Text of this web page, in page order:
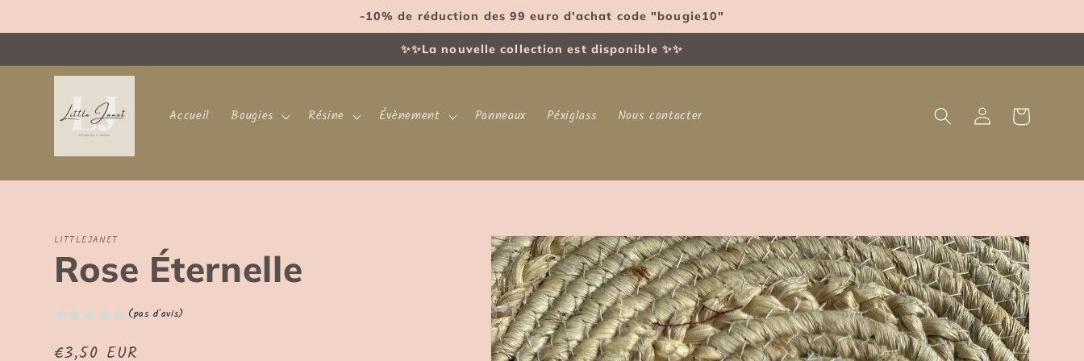
au
-10% de réduction des 99 euro d'achat code "bougie10"
✨✨La nouvelle collection est disponible ✨✨
Accueil Bougies Résine Évènement Panneaux Péxiglass Nous contacter Connexion Panier
LITTLEJANET
Rose Éternelle
(pas d'avis)
Prix
€3,50 EUR